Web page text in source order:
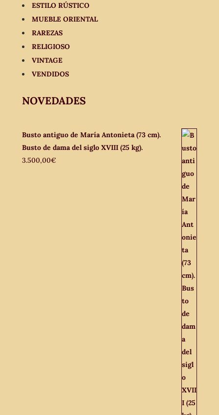
ESTILO RÚSTICO
MUEBLE ORIENTAL
RAREZAS
RELIGIOSO
VINTAGE
VENDIDOS
NOVEDADES
Busto antiguo de María Antonieta (73 cm).
Busto de dama del siglo XVIII (25 kg).
3.500,00€